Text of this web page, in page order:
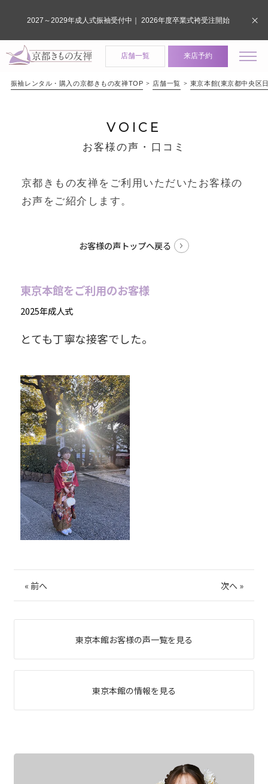
店舗一覧 来店予約
振袖レンタル・購入の京都きもの友禅TOP 店舗一覧 東京本館(東京都中央区
VOICE
お客様の声・口コミ
京都きもの友禅をご利用いただいたお客様の
お声をご紹介します。
お客様の声トップへ戻る
東京本館をご利用のお客様
2025年成人式
とても丁寧な接客でした。
« 前へ 次へ »
東京本館お客様の声一覧を見る
東京本館の情報を見る
2027～2029年成人式振袖受付中｜ 2026年度卒業式袴受注開始